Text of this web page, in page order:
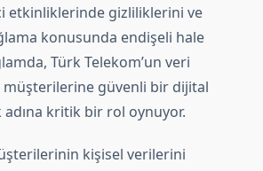
etkinliklerinde gizliliklerini ve
konusunda endişeli hale
Türk Telekom’un veri
müşterilerine güvenli bir dijital
kritik bir rol oynuyor.
kişisel verilerini